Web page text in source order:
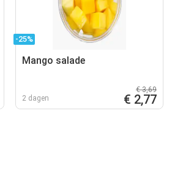
-25%
Mango salade
2 dagen
€ 3,69
€ 2,77